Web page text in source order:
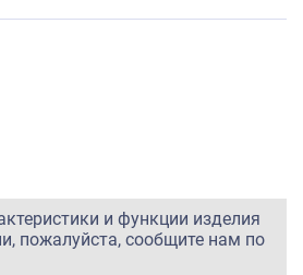
и функции изделия
пожалуйста, сообщите нам по